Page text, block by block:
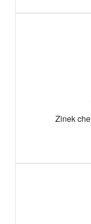
Zinek